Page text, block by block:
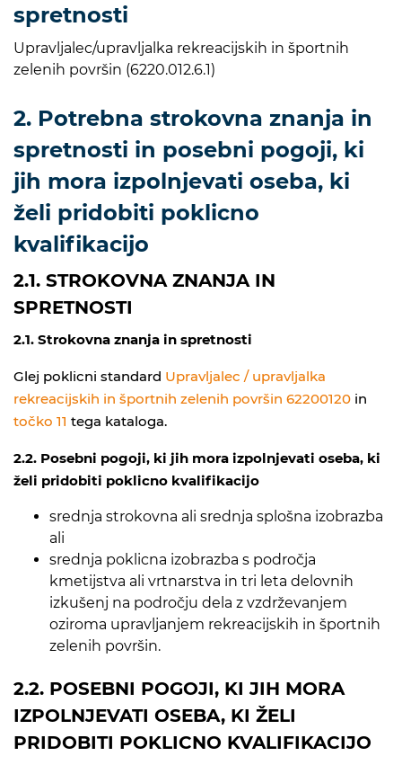
spretnosti
Upravljalec/upravljalka rekreacijskih in športnih
zelenih površin (6220.012.6.1)
2. Potrebna strokovna znanja in
spretnosti in posebni pogoji, ki
jih mora izpolnjevati oseba, ki
želi pridobiti poklicno
kvalifikacijo
2.1. STROKOVNA ZNANJA IN
SPRETNOSTI
2.1. Strokovna znanja in spretnosti
Glej poklicni standard Upravljalec / upravljalka
rekreacijskih in športnih zelenih površin 62200120 in
točko 11 tega kataloga.
2.2. Posebni pogoji, ki jih mora izpolnjevati oseba, ki
želi pridobiti poklicno kvalifikacijo
srednja strokovna ali srednja splošna izobrazba
ali
srednja poklicna izobrazba s področja
kmetijstva ali vrtnarstva in tri leta delovnih
izkušenj na področju dela z vzdrževanjem
oziroma upravljanjem rekreacijskih in športnih
zelenih površin.
2.2. POSEBNI POGOJI, KI JIH MORA
IZPOLNJEVATI OSEBA, KI ŽELI
PRIDOBITI POKLICNO KVALIFIKACIJO